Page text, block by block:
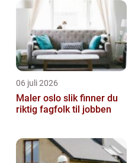
06 juli 2026
Maler oslo slik finner du
riktig fagfolk til jobben